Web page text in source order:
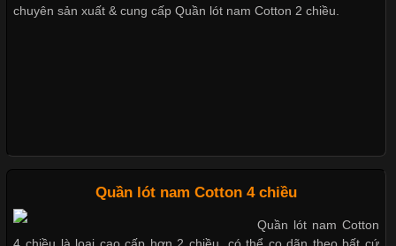
Trong những năm gần đây, vải Bamboo đang trở thành một
Những Loại Vải Thun Thông Dụng Và Đặc Điểm Nổi Bật
Cập nhật 2026-05-20 14:58:56
Mẫu quần lót nam giá rẻ sốt hè 2017
Những mẩu quần lót nam thông dụng hiện nay
chuyên sản xuất & cung cấp Quần lót nam Cotton 2 chiều.
Quần lót nam Cotton 4 chiều
Quần lót nam Cotton
4 chiều là loại cao cấp hơn 2 chiều, có thể co dãn theo bất cứ